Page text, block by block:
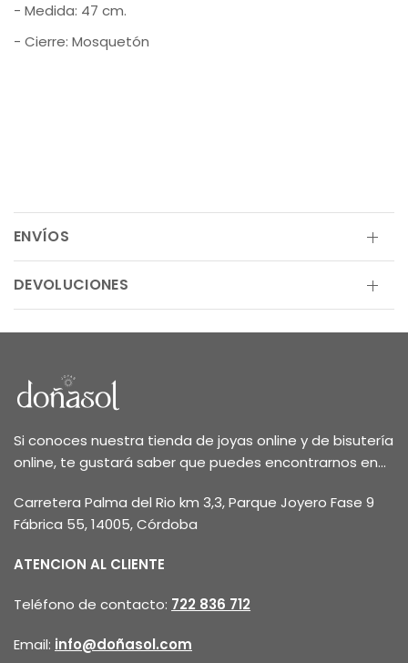
- Medida: 47 cm.
- Cierre: Mosquetón
ENVÍOS
DEVOLUCIONES
Si conoces nuestra tienda de joyas online y de bisutería
online, te gustará saber que puedes encontrarnos en...
Carretera Palma del Rio km 3,3, Parque Joyero Fase 9
Fábrica 55, 14005, Córdoba
ATENCION AL CLIENTE
Teléfono de contacto: 722 836 712
Email: info@doñasol.com